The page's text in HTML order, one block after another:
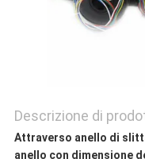
Descrizione di
Attraverso anello di
anello con dimensione